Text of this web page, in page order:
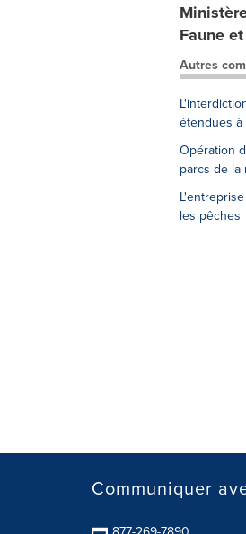
Faune
Autres
étendues
Opération
parcs de
les pêches
Communiquer